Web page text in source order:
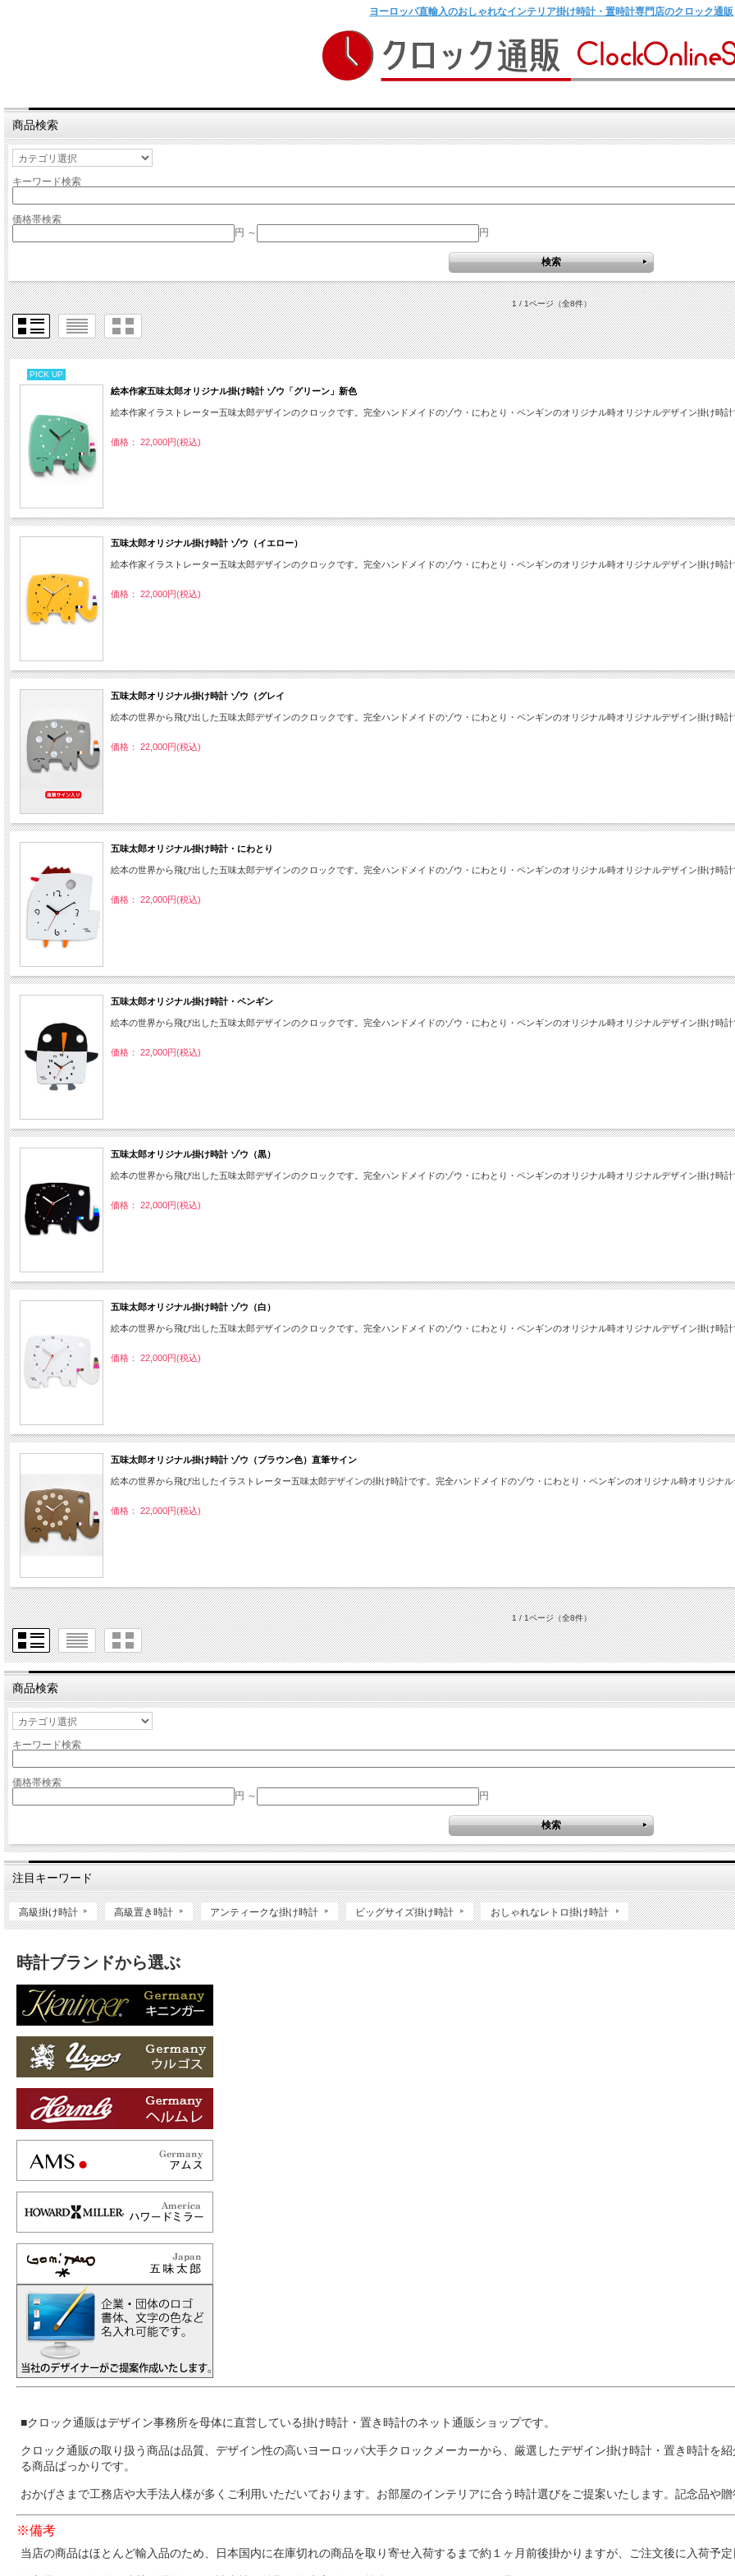
ヨーロッパ直輸入のおしゃれなインテリア掛け時計・置時計専門店のクロック通販
商品検索
キーワード検索
価格帯検索
円 ～
円
1 / 1ページ（全8件）
PICK UP
絵本作家五味太郎オリジナル掛け時計 ゾウ「グリーン」新色
絵本作家イラストレーター五味太郎デザインのクロックです。完全ハンドメイドのゾウ・にわとり・ペンギンのオリジナル時オリジナルデザイン掛け時計
価格： 22,000円(税込)
五味太郎オリジナル掛け時計 ゾウ（イエロー）
絵本作家イラストレーター五味太郎デザインのクロックです。完全ハンドメイドのゾウ・にわとり・ペンギンのオリジナル時オリジナルデザイン掛け時計
価格： 22,000円(税込)
五味太郎オリジナル掛け時計 ゾウ（グレイ
絵本の世界から飛び出した五味太郎デザインのクロックです。完全ハンドメイドのゾウ・にわとり・ペンギンのオリジナル時オリジナルデザイン掛け時計
価格： 22,000円(税込)
五味太郎オリジナル掛け時計・にわとり
絵本の世界から飛び出した五味太郎デザインのクロックです。完全ハンドメイドのゾウ・にわとり・ペンギンのオリジナル時オリジナルデザイン掛け時計
価格： 22,000円(税込)
五味太郎オリジナル掛け時計・ペンギン
絵本の世界から飛び出した五味太郎デザインのクロックです。完全ハンドメイドのゾウ・にわとり・ペンギンのオリジナル時オリジナルデザイン掛け時計
価格： 22,000円(税込)
五味太郎オリジナル掛け時計 ゾウ（黒）
絵本の世界から飛び出した五味太郎デザインのクロックです。完全ハンドメイドのゾウ・にわとり・ペンギンのオリジナル時オリジナルデザイン掛け時計
価格： 22,000円(税込)
五味太郎オリジナル掛け時計 ゾウ（白）
絵本の世界から飛び出した五味太郎デザインのクロックです。完全ハンドメイドのゾウ・にわとり・ペンギンのオリジナル時オリジナルデザイン掛け時計
価格： 22,000円(税込)
五味太郎オリジナル掛け時計 ゾウ（ブラウン色）直筆サイン
絵本の世界から飛び出したイラストレーター五味太郎デザインの掛け時計です。完全ハンドメイドのゾウ・にわとり・ペンギンのオリジナル時オリジナ
価格： 22,000円(税込)
1 / 1ページ（全8件）
商品検索
キーワード検索
価格帯検索
円 ～
円
注目キーワード
高級掛け時計 高級置き時計 アンティークな掛け時計 ビッグサイズ掛け時計 おしゃれなレトロ掛け時計
時計ブランドから選ぶ
■クロック通販はデザイン事務所を母体に直営している掛け時計・置き時計のネット通販ショップです。
クロック通販の取り扱う商品は品質、デザイン性の高いヨーロッパ大手クロックメーカーから、厳選したデザイン掛け時計・置き時計を
る商品ばっかりです。
おかげさまで工務店や大手法人様が多くご利用いただいております。お部屋のインテリアに合う時計選びをご提案いたします。記念品や
※備考
当店の商品はほとんど輸入品のため、日本国内に在庫切れの商品を取り寄せ入荷するまで約１ヶ月前後掛かりますが、ご注文後に入荷予定